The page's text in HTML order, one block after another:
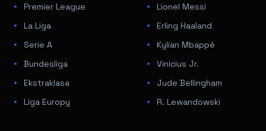
Premier League
La Liga
Serie A
Bundesliga
Ekstraklasa
Liga Europy
Lionel Messi
Erling Haaland
Kylian Mbappé
Vinicius Jr.
Jude Bellingham
R. Lewandowski